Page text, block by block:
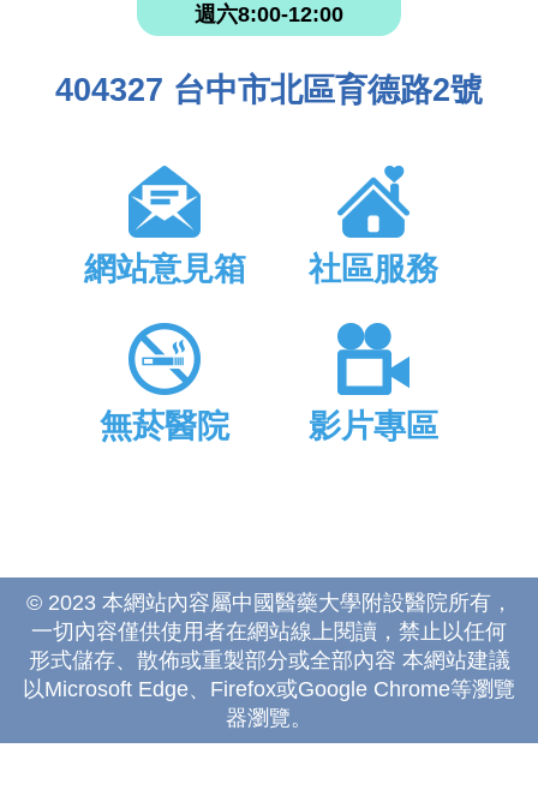
週六8:00-12:00
404327 台中市北區育德路2號
網站意見箱 社區服務
無菸醫院 影片專區
© 2023 本網站內容屬中國醫藥大學附設醫院所有，
一切內容僅供使用者在網站線上閱讀，禁止以任何
形式儲存、散佈或重製部分或全部內容 本網站建議
以Microsoft Edge、Firefox或Google Chrome等瀏覽
器瀏覽。